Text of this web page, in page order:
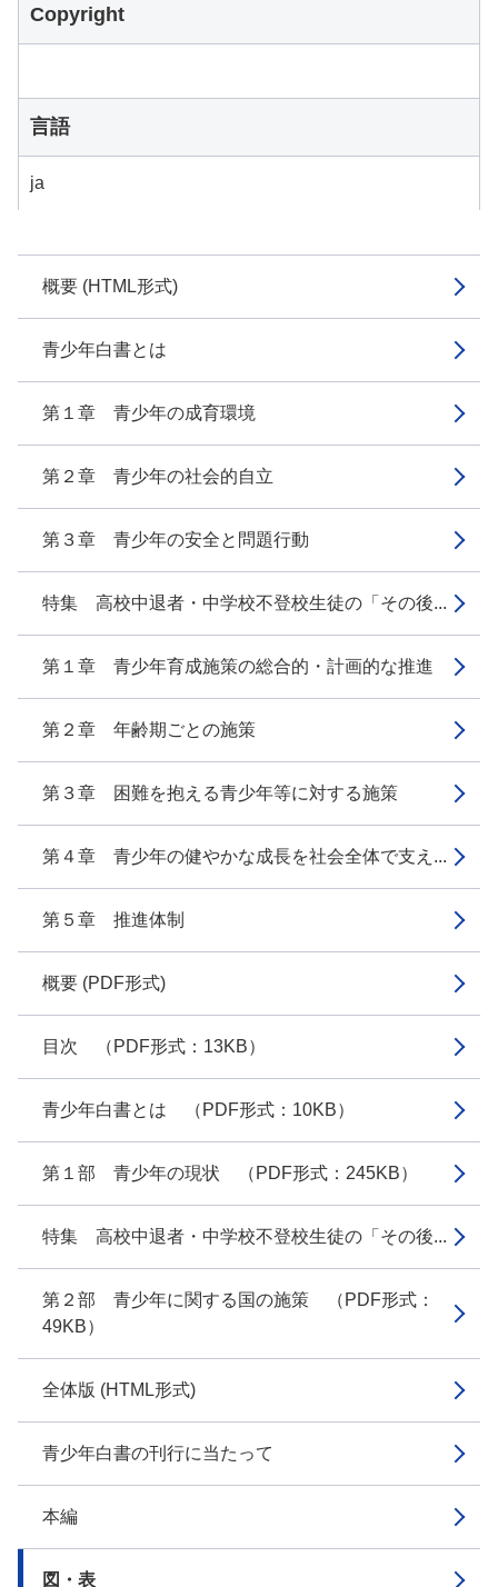
概要 (HTML形式)
青少年白書とは
第１章 青少年の成育環境
第２章 青少年の社会的自立
第３章 青少年の安全と問題行動
特集 高校中退者・中学校不登校生徒の「その後...
第１章 青少年育成施策の総合的・計画的な推進
第２章 年齢期ごとの施策
第３章 困難を抱える青少年等に対する施策
第４章 青少年の健やかな成長を社会全体で支え...
第５章 推進体制
概要 (PDF形式)
目次 （PDF形式：13KB）
青少年白書とは （PDF形式：10KB）
第１部 青少年の現状 （PDF形式：245KB）
特集 高校中退者・中学校不登校生徒の「その後...
第２部 青少年に関する国の施策 （PDF形式：
49KB）
全体版 (HTML形式)
青少年白書の刊行に当たって
本編
図・表
Copyright
言語
ja